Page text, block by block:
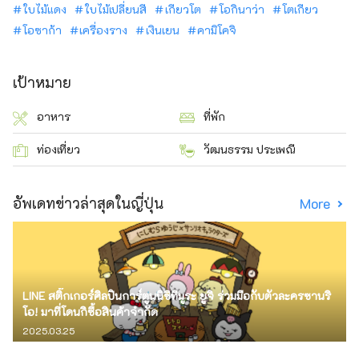
ใบไม้แดง
ใบไม้เปลี่ยนสี เกียวโต โอกินาว่า
โตเกียว
โอซาก้า
เครื่องราง เงินเยน คามิโคจิ
เป้าหมาย
อาหาร ที่พัก
ท่องเที่ยว วัฒนธรรม ประเพณี
อัพเดทข่าวล่าสุดในญี่ปุ่น More
LINE สติ๊กเกอร์ศิลปินการ์ตูนนิชิทีมูระ ยูจิ ร่วมมือกับตัวละครซานริ
โอ! มาที่โดนกิซื้อสินค้าจำกัด
2025.03.25